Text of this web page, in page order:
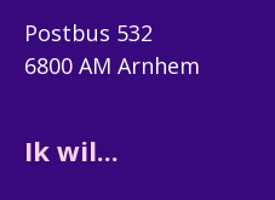
Woonplaats
Zorgvraag
Postbus 532
6800 AM Arnhem
Ik wil...